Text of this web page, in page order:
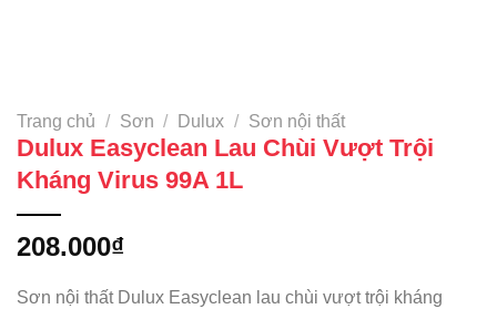
Trang chủ / Sơn / Dulux / Sơn nội thất
Dulux Easyclean Lau Chùi Vượt Trội
Kháng Virus 99A 1L
208.000₫
Sơn nội thất Dulux Easyclean lau chùi vượt trội kháng